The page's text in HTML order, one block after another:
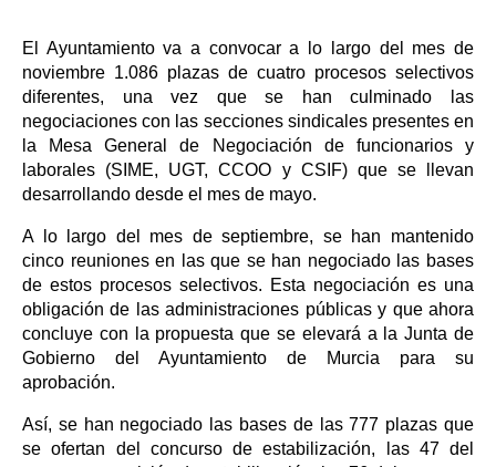
El Ayuntamiento va a convocar a lo largo del mes de
noviembre 1.086 plazas de cuatro procesos selectivos
diferentes, una vez que se han culminado las
negociaciones con las secciones sindicales presentes en
la Mesa General de Negociación de funcionarios y
laborales (SIME, UGT, CCOO y CSIF) que se llevan
desarrollando desde el mes de mayo.
A lo largo del mes de septiembre, se han mantenido
cinco reuniones en las que se han negociado las bases
de estos procesos selectivos. Esta negociación es una
obligación de las administraciones públicas y que ahora
concluye con la propuesta que se elevará a la Junta de
Gobierno del Ayuntamiento de Murcia para su
aprobación.
Así, se han negociado las bases de las 777 plazas que
se ofertan del concurso de estabilización, las 47 del